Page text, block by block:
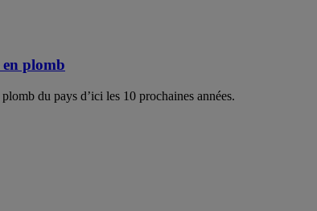
plomb
du pays d’ici les 10 prochaines années.